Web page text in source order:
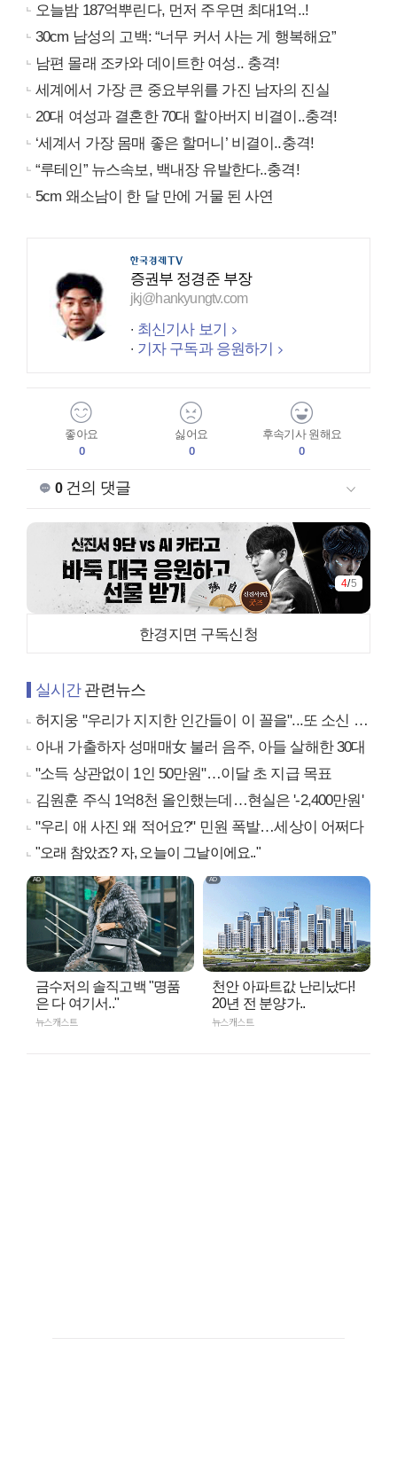
오늘밤 187억뿌린다, 먼저 주우면 최대1억..!
30cm 남성의 고백: “너무 커서 사는 게 행복해요”
남편 몰래 조카와 데이트한 여성.. 충격!
세계에서 가장 큰 중요부위를 가진 남자의 진실
20대 여성과 결혼한 70대 할아버지 비결이..충격!
‘세계서 가장 몸매 좋은 할머니’ 비결이..충격!
“루테인” 뉴스속보, 백내장 유발한다..충격!
5cm 왜소남이 한 달 만에 거물 된 사연
증권부 정경준 부장
jkj@hankyungtv.com
최신기사 보기
기자 구독과 응원하기
좋아요
0
싫어요
0
후속기사 원해요
0
0건의 댓글
4/5
한경지면 구독신청
실시간관련뉴스
허지웅 "우리가 지지한 인간들이 이 꼴을"...또 소신 발언
아내 가출하자 성매매女 불러 음주, 아들 살해한 30대
"소득 상관없이 1인 50만원"…이달 초 지급 목표
김원훈 주식 1억8천 올인했는데…현실은 '-2,400만원'
"우리 애 사진 왜 적어요?" 민원 폭발…세상이 어쩌다
"오래 참았죠? 자, 오늘이 그날이에요.."
금수저의 솔직고백 "명품
은 다 여기서.."
뉴스캐스트
천안 아파트값 난리났다!
20년 전 분양가..
뉴스캐스트